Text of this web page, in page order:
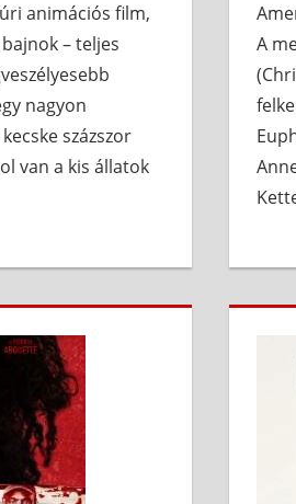
animációs film,
– teljes
nagyon
százszor
van a kis állatok
A